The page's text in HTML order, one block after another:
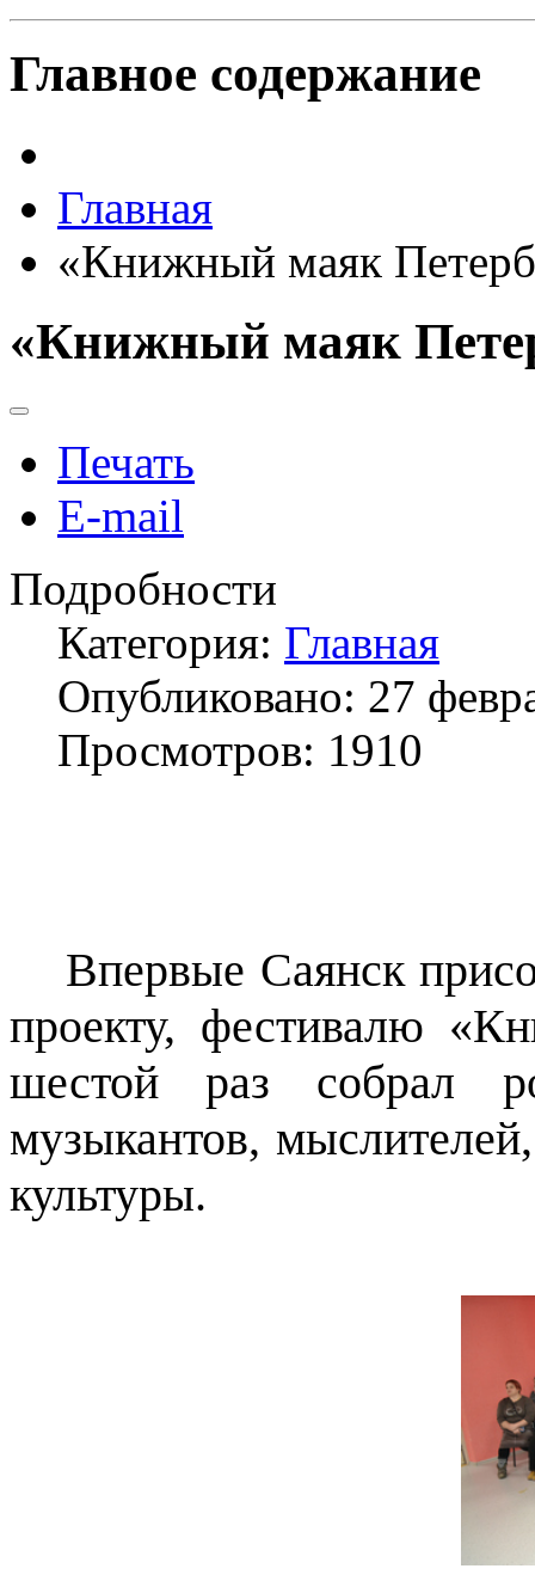
Главное содержание
Главная
«Книжный маяк
«Книжный маяк
Печать
E-mail
Подробности
Категория: Главная
Опубликовано: 27
Просмотров: 1910
Впервые Саянск
проекту, фестивалю
шестой раз собрал
музыкантов,
культуры.